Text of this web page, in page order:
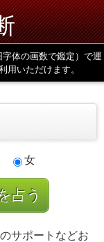
体の画数で鑑定）で運
いただけます。
女
サポートなどお